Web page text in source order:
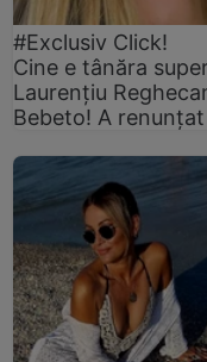
#Exclusiv Click!
Cine e tânăra
Laurențiu
Bebeto! A